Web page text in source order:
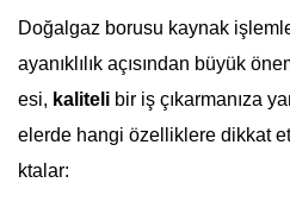
Doğalgaz borusu kaynak
ayanıklılık açısından büyük
esi, kaliteli bir iş çıkarmanıza
elerde hangi özelliklere dikkat
ktalar: